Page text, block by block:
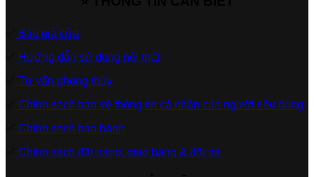
Báo giá cửa
Hướng dẫn sử dụng nội thất
Tư vấn phong thủy
Chính sách bảo vệ thông tin cá nhân của người tiêu dùng
Chính sách bảo hành
Chính sách đặt hàng, giao hàng & đổi trả